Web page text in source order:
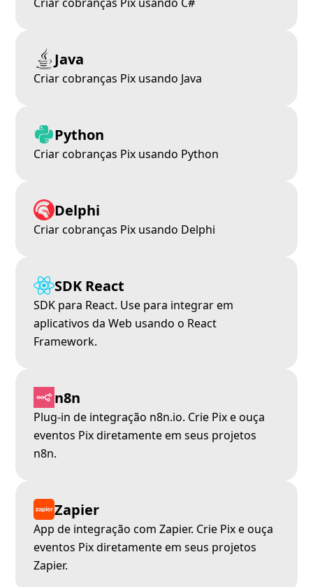
Criar cobranças Pix usando C#
Java
Criar cobranças Pix usando Java
Python
Criar cobranças Pix usando Python
Delphi
Criar cobranças Pix usando Delphi
SDK React
SDK para React. Use para integrar em
aplicativos da Web usando o React
Framework.
n8n
Plug-in de integração n8n.io. Crie Pix e ouça
eventos Pix diretamente em seus projetos
n8n.
Zapier
App de integração com Zapier. Crie Pix e ouça
eventos Pix diretamente em seus projetos
Zapier.